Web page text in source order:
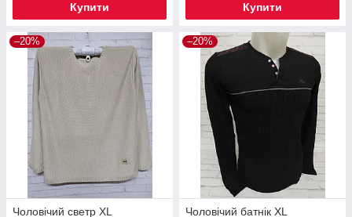
Купити Купити
–20%
Чоловічий светр XL
–20%
Чоловічий батнік XL